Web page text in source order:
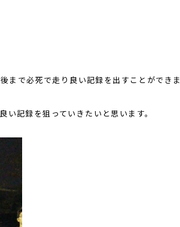
まで必死で走り良い記録を出すことができま
記録を狙っていきたいと思います。